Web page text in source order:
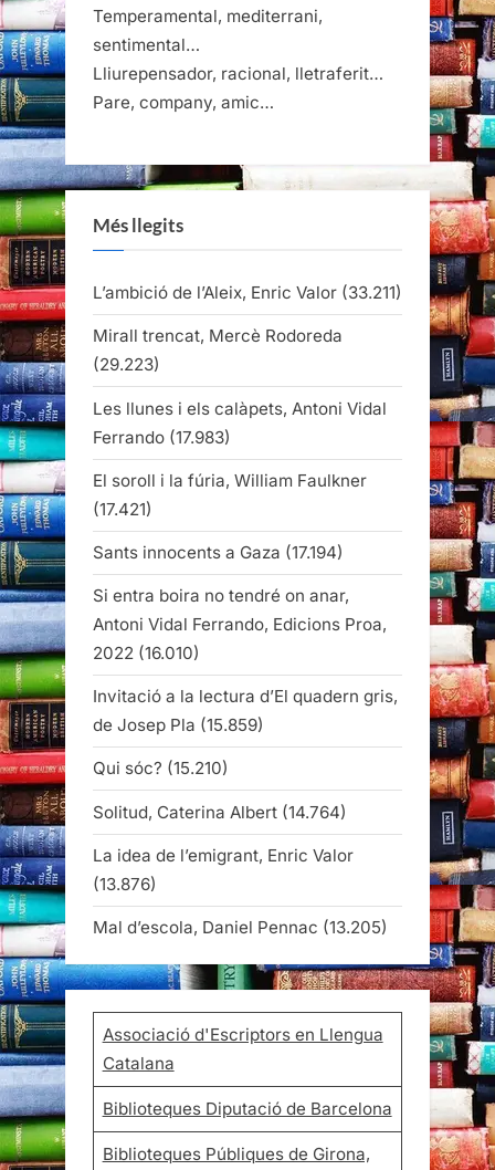
Temperamental, mediterrani,
sentimental…
Lliurepensador, racional, lletraferit…
Pare, company, amic…
Més llegits
L’ambició de l’Aleix, Enric Valor (33.211)
Mirall trencat, Mercè Rodoreda
(29.223)
Les llunes i els calàpets, Antoni Vidal
Ferrando (17.983)
El soroll i la fúria, William Faulkner
(17.421)
Sants innocents a Gaza (17.194)
Si entra boira no tendré on anar,
Antoni Vidal Ferrando, Edicions Proa,
2022 (16.010)
Invitació a la lectura d’El quadern gris,
de Josep Pla (15.859)
Qui sóc? (15.210)
Solitud, Caterina Albert (14.764)
La idea de l’emigrant, Enric Valor
(13.876)
Mal d’escola, Daniel Pennac (13.205)
Associació d'Escriptors en Llengua
Catalana
Biblioteques Diputació de Barcelona
Biblioteques Públiques de Girona,